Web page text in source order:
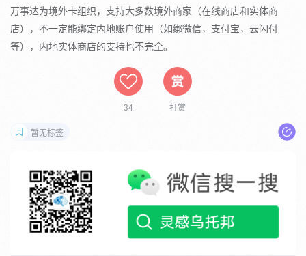
万事达为境外卡组织，支持大多数境外商家（在线商店和实体商
店），不一定能绑定内地账户使用（如绑微信，支付宝，云闪付
等），内地实体商店的支持也不完全。
34 打赏
暂无标签